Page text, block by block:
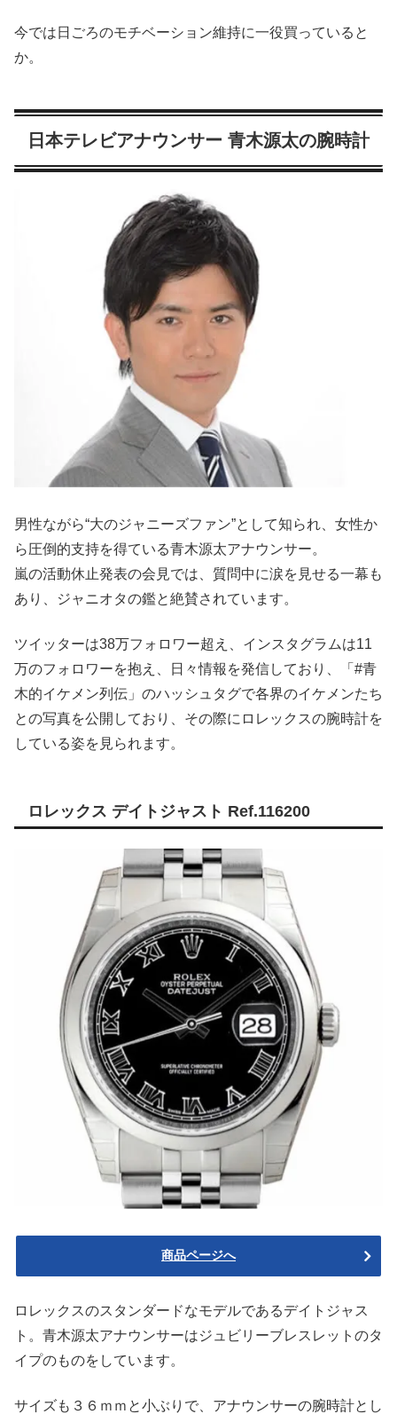
今では日ごろのモチベーション維持に一役買っていると
か。
日本テレビアナウンサー 青木源太の腕時計
男性ながら“大のジャニーズファン”として知られ、女性か
ら圧倒的支持を得ている青木源太アナウンサー。
嵐の活動休止発表の会見では、質問中に涙を見せる一幕も
あり、ジャニオタの鑑と絶賛されています。
ツイッターは38万フォロワー超え、インスタグラムは11
万のフォロワーを抱え、日々情報を発信しており、「#青
木的イケメン列伝」のハッシュタグで各界のイケメンたち
との写真を公開しており、その際にロレックスの腕時計を
している姿を見られます。
ロレックス デイトジャスト Ref.116200
商品ページへ
ロレックスのスタンダードなモデルであるデイトジャス
ト。青木源太アナウンサーはジュビリーブレスレットのタ
イプのものをしています。
サイズも３６ｍｍと小ぶりで、アナウンサーの腕時計とし